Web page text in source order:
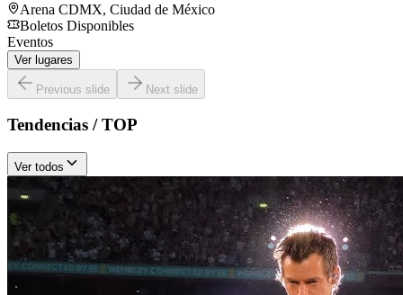
Arena CDMX, Ciudad de México
Boletos Disponibles
Eventos
Ver lugares
Previous slide Next slide
Tendencias / TOP
Ver todos